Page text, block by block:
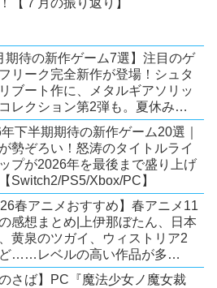
【７月の振り返り】
期待の新作ゲーム7選】注目のゲ
リーク完全新作が登場！シュタ
ブート作に、メタルギアソリッ
レクション第2弾も。夏休みを
げるタイトル大集合！
PS5/PC】
下半期期待の新作ゲーム20選｜
勢ぞろい！怒涛のタイトルライ
プが2026年を最後まで盛り上げ
Switch2/PS5/Xbox/PC】
春アニメおすすめ】春アニメ11
感想まとめ|上伊那ぼたん、日本
黄泉のツガイ、ウィストリア2
……レベルの高い作品が多
のさば】PC『魔法少女ノ魔女裁